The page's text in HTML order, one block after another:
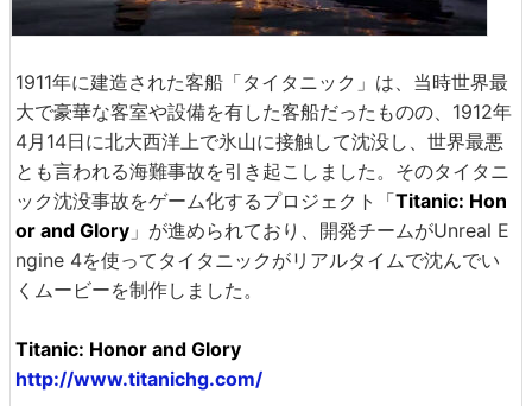
1911年に建造された客船「タイタニック」は、当時世界最
大で豪華な客室や設備を有した客船だったものの、1912年
4月14日に北大西洋上で氷山に接触して沈没し、世界最悪
とも言われる海難事故を引き起こしました。そのタイタニ
ック沈没事故をゲーム化するプロジェクト「Titanic: Hon
or and Glory 」が進められており、開発チームがUnreal E
ngine 4を使ってタイタニックがリアルタイムで沈んでい
くムービーを制作しました。
Titanic: Honor and Glory
http://www.titanichg.com/